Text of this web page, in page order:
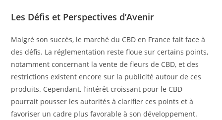
Les Défis et Perspectives d’Avenir
Malgré son succès, le marché du CBD en France fait face à
des défis. La réglementation reste floue sur certains points,
notamment concernant la vente de fleurs de CBD, et des
restrictions existent encore sur la publicité autour de ces
produits. Cependant, l’intérêt croissant pour le CBD
pourrait pousser les autorités à clarifier ces points et à
favoriser un cadre plus favorable à son développement.